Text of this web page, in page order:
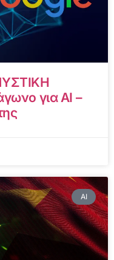
για AI –
AI